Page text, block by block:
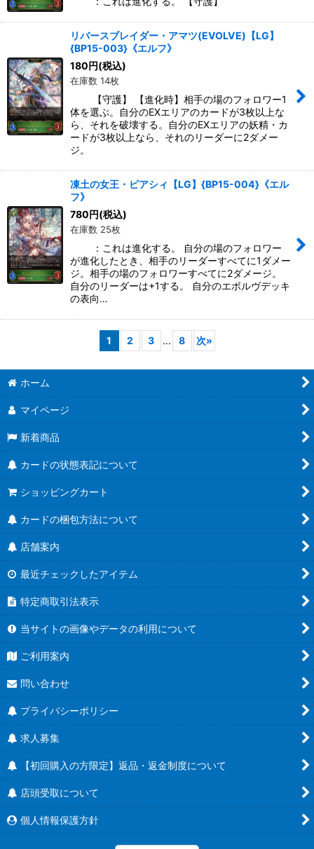
リバースブレイダー・アマツ(EVOLVE)【LG】
{BP15-003}《エルフ》
180円(税込)
在庫数 14枚
【守護】 【進化時】相手の場のフォロワー1
体を選ぶ。自分のEXエリアのカードが3枚以上な
ら、それを破壊する。自分のEXエリアの妖精・カ
ードが3枚以上なら、それのリーダーに2ダメー
ジ。
凍土の女王・ピアシィ【LG】{BP15-004}《エル
フ》
780円(税込)
在庫数 25枚
：これは進化する。 自分の場のフォロワー
が進化したとき、相手のリーダーすべてに1ダメー
ジ。相手の場のフォロワーすべてに2ダメージ。
自分のリーダーは+1する。 自分のエボルヴデッキ
の表向…
1 2 3 ... 8 次»
ホーム
マイページ
新着商品
カードの状態表記について
ショッピングカート
カードの梱包方法について
店舗案内
最近チェックしたアイテム
特定商取引法表示
当サイトの画像やデータの利用について
ご利用案内
問い合わせ
プライバシーポリシー
求人募集
【初回購入の方限定】返品・返金制度について
店頭受取について
個人情報保護方針